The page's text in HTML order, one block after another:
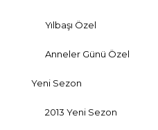
Yılbaşı Özel
Anneler Günü Özel
Yeni Sezon
2013 Yeni Sezon